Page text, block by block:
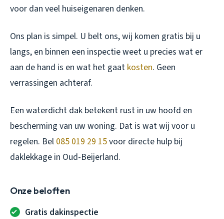
voor dan veel huiseigenaren denken.
Ons plan is simpel. U belt ons, wij komen gratis bij u
langs, en binnen een inspectie weet u precies wat er
aan de hand is en wat het gaat kosten. Geen
verrassingen achteraf.
Een waterdicht dak betekent rust in uw hoofd en
bescherming van uw woning. Dat is wat wij voor u
regelen. Bel 085 019 29 15voor directe hulp bij
daklekkage in Oud-Beijerland.
Onze beloften
Gratis dakinspectie